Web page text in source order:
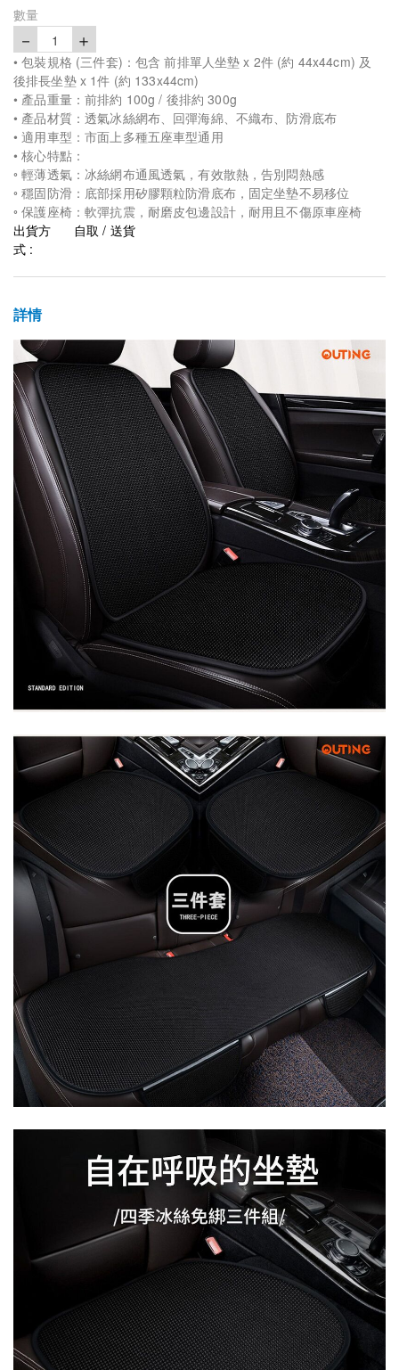
數量
－ 1 ＋
• 包裝規格 (三件套)：包含 前排單人坐墊 x 2件 (約 44x44cm) 及
後排長坐墊 x 1件 (約 133x44cm)
• 產品重量：前排約 100g / 後排約 300g
• 產品材質：透氣冰絲網布、回彈海綿、不織布、防滑底布
• 適用車型：市面上多種五座車型通用
• 核心特點：
◦ 輕薄透氣：冰絲網布通風透氣，有效散熱，告別悶熱感
◦ 穩固防滑：底部採用矽膠顆粒防滑底布，固定坐墊不易移位
◦ 保護座椅：軟彈抗震，耐磨皮包邊設計，耐用且不傷原車座椅
出貨方
式 :
自取 / 送貨
詳情